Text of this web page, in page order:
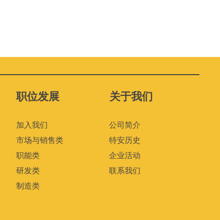
职位发展 关于我们
加入我们
市场与销售类
职能类
研发类
制造类
公司简介
特安历史
企业活动
联系我们